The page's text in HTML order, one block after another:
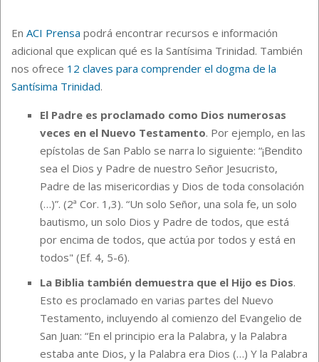
En ACI Prensa podrá encontrar recursos e información
adicional que explican qué es la Santísima Trinidad. También
nos ofrece 12 claves para comprender el dogma de la
Santísima Trinidad.
El Padre es proclamado como Dios numerosas
veces en el Nuevo Testamento. Por ejemplo, en las
epístolas de San Pablo se narra lo siguiente: “¡Bendito
sea el Dios y Padre de nuestro Señor Jesucristo,
Padre de las misericordias y Dios de toda consolación
(…)”. (2ª Cor. 1,3). “Un solo Señor, una sola fe, un solo
bautismo, un solo Dios y Padre de todos, que está
por encima de todos, que actúa por todos y está en
todos" (Ef. 4, 5-6).
La Biblia también demuestra que el Hijo es Dios.
Esto es proclamado en varias partes del Nuevo
Testamento, incluyendo al comienzo del Evangelio de
San Juan: “En el principio era la Palabra, y la Palabra
estaba ante Dios, y la Palabra era Dios (…) Y la Palabra